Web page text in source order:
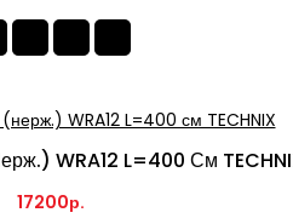
WRA12 L=400 См
17200р.